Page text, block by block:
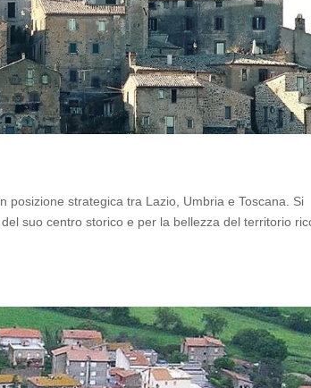
posizione strategica tra Lazio, Umbria e Toscana. Si
suo centro storico e per la bellezza del territorio